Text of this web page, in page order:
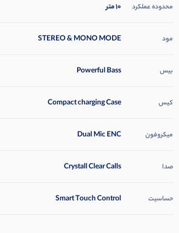
محدوده عملکرد ۱۰ متر
مود STEREO & MONO MODE
بیس Powerful Bass
کیس Compact charging Case
میکروفون Dual Mic ENC
صدا Crystall Clear Calls
حساسیت Smart Touch Control